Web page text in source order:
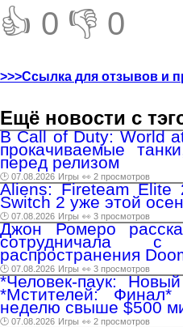
👍 0 👎 0
>>>Ссылка для отзывов и
Ещё новости с
В Call of Duty: World
прокачиваемые
перед релизом
🕑 07.08.2026 Игры 👀 2 просмотров
Aliens: Fireteam Elite
Switch 2 уже этой
🕑 07.08.2026 Игры 👀 3 просмотров
Джон Ромеро
сотрудничала
распространения
🕑 07.08.2026 Игры 👀 3 просмотров
*Человек-паук:
*Мстителей:
неделю свыше $500
🕑 07.08.2026 Игры 👀 2 просмотров